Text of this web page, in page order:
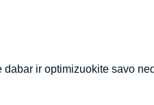
ir optimizuokite savo